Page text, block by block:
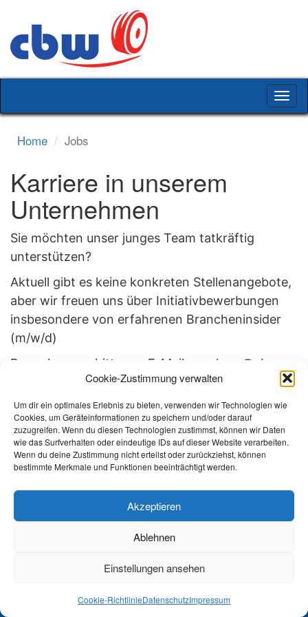
Cookie-Zustimmung verwalten
Um dir ein optimales Erlebnis zu bieten, verwenden wir Technologien wie
Cookies, um Geräteinformationen zu speichern und/oder darauf
zuzugreifen. Wenn du diesen Technologien zustimmst, können wir Daten
wie das Surfverhalten oder eindeutige IDs auf dieser Website verarbeiten.
Wenn du deine Zustimmung nicht erteilst oder zurückziehst, können
bestimmte Merkmale und Funktionen beeinträchtigt werden.
Akzeptieren
Ablehnen
Einstellungen ansehen
Cookie-RichtlinieDatenschutzImpressum
Home
Jobs
Karriere in unserem
Unternehmen
Sie möchten unser junges Team tatkräftig
unterstützen?
Aktuell gibt es keine konkreten Stellenangebote,
aber wir freuen uns über Initiativbewerbungen
insbesondere von erfahrenen Brancheninsider
(m/w/d)
Bewerbungen bitte per E-Mail an: alex.s@cbw.eu
CBW Reifengroßhandel GmbH
z.H. Alexander Schmidt
Am Söterberg 2
66620 Nonnweiler
Datenschutz Cookie-Richtlinie (EU)